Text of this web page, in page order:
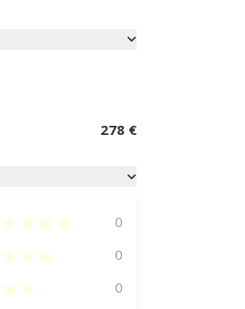
278 €
100%
0
80%
0
60%
0